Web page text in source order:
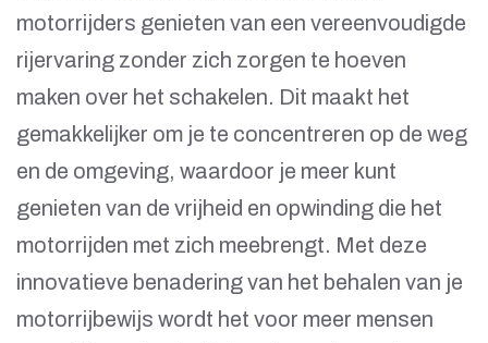
motorrijders genieten van een vereenvoudigde
rijervaring zonder zich zorgen te hoeven
maken over het schakelen. Dit maakt het
gemakkelijker om je te concentreren op de weg
en de omgeving, waardoor je meer kunt
genieten van de vrijheid en opwinding die het
motorrijden met zich meebrengt. Met deze
innovatieve benadering van het behalen van je
motorrijbewijs wordt het voor meer mensen